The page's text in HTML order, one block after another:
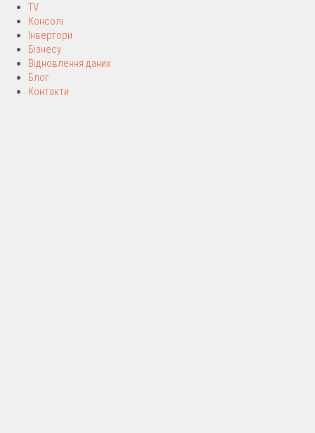
TV
Консолі
Інвертори
Бізнесу
Відновлення даних
Блог
Контакти